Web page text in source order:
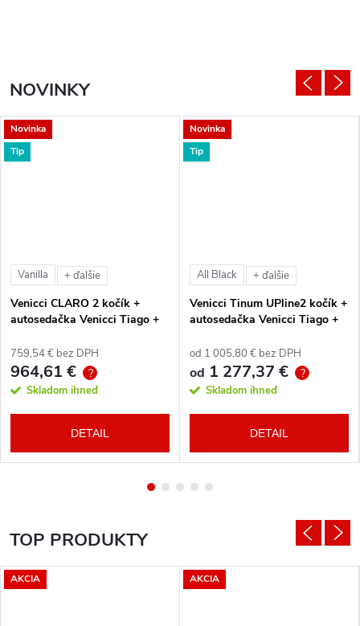
NOVINKY
Novinka
Tip
Vanilla + ďalšie
Venicci CLARO 2 kočík +
autosedačka Venicci Tiago +
759,54 € bez DPH
964,61 € ?
Skladom ihneď
DETAIL
Novinka
Tip
All Black + ďalšie
Venicci Tinum UPline2 kočík +
autosedačka Venicci Tiago +
od 1 005,80 € bez DPH
od 1 277,37 € ?
Skladom ihneď
DETAIL
TOP PRODUKTY
AKCIA AKCIA